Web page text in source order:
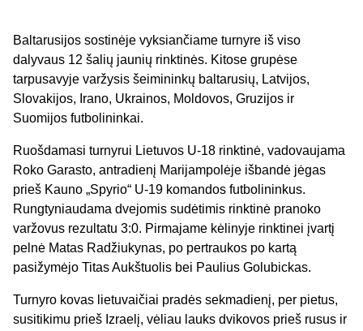
Baltarusijos sostinėje vyksiančiame turnyre iš viso
dalyvaus 12 šalių jaunių rinktinės. Kitose grupėse
tarpusavyje varžysis šeimininkų baltarusių, Latvijos,
Slovakijos, Irano, Ukrainos, Moldovos, Gruzijos ir
Suomijos futbolininkai.
Ruošdamasi turnyrui Lietuvos U-18 rinktinė, vadovaujama
Roko Garasto, antradienį Marijampolėje išbandė jėgas
prieš Kauno „Spyrio“ U-19 komandos futbolininkus.
Rungtyniaudama dvejomis sudėtimis rinktinė pranoko
varžovus rezultatu 3:0. Pirmajame kėlinyje rinktinei įvartį
pelnė Matas Radžiukynas, po pertraukos po kartą
pasižymėjo Titas Aukštuolis bei Paulius Golubickas.
Turnyro kovas lietuvaičiai pradės sekmadienį, per pietus,
susitikimu prieš Izraelį, vėliau lauks dvikovos prieš rusus ir